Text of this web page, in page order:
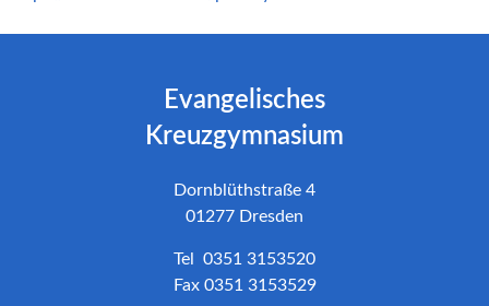
Evangelisches
Kreuzgymnasium
Dornblüthstraße 4
01277 Dresden
Tel 0351 3153520
Fax 0351 3153529